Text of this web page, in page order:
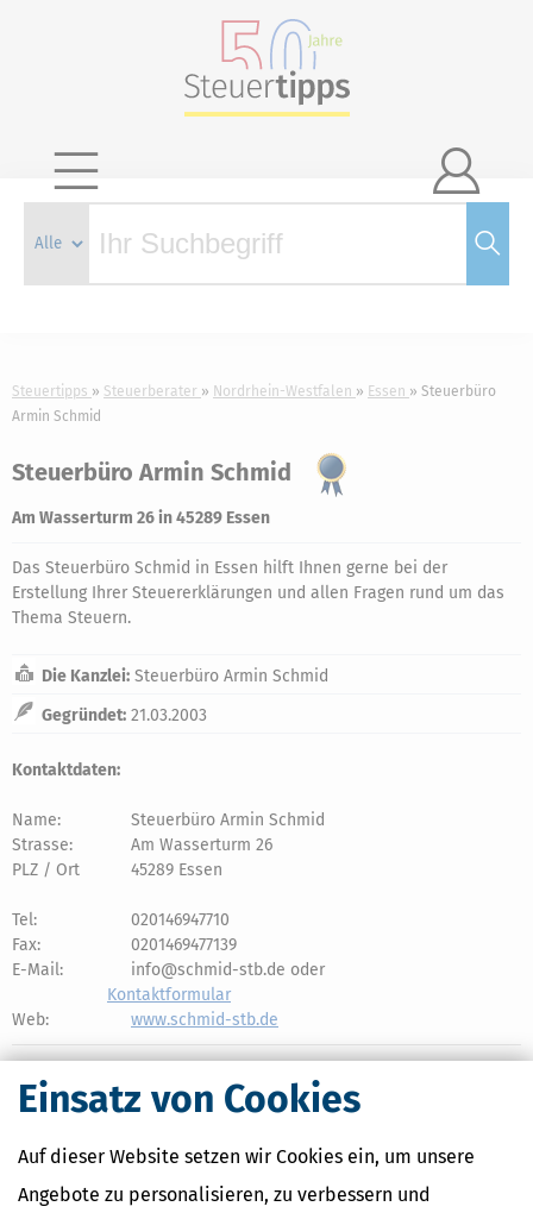
Einsatz von Cookies
Auf dieser Website setzen wir Cookies ein, um unsere
Angebote zu personalisieren, zu verbessern und

Steuertipps Steuerberater Nordrhein-Westfalen Essen
Steuerbüro
Armin Schmid
Steuerbüro Armin Schmid
Am Wasserturm 26 in 45289 Essen
Das Steuerbüro Schmid in Essen hilft Ihnen gerne bei der
Erstellung Ihrer Steuererklärungen und allen Fragen rund um das
Thema Steuern.
Die Kanzlei: Steuerbüro Armin Schmid
Gegründet: 21.03.2003
Kontaktdaten:
Name:
Steuerbüro Armin Schmid
Strasse:
Am Wasserturm 26
PLZ / Ort
45289 Essen
Tel:
020146947710
Fax:
0201469477139
E-Mail:
info@schmid-stb.de oder
Kontaktformular
Web:
www.schmid-stb.de